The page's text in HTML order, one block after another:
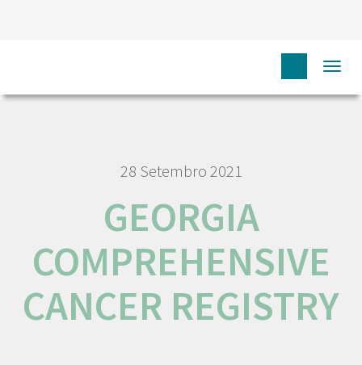
28 Setembro 2021
GEORGIA
COMPREHENSIVE
CANCER REGISTRY